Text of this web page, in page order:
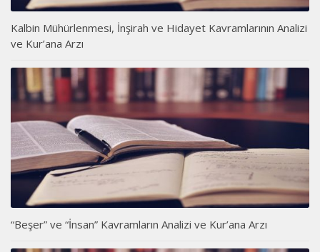
Kalbin Mühürlenmesi, İnşirah ve Hidayet Kavramlarının Analizi
ve Kur’ana Arzı
“Beşer” ve “İnsan” Kavramların Analizi ve Kur’ana Arzı